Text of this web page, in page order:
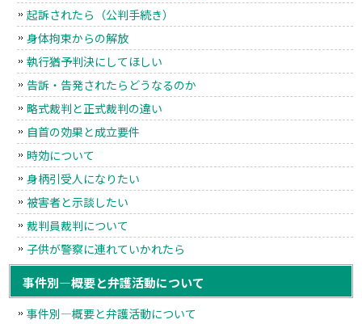
起訴されたら（公判手続き）
身体拘束からの解放
執行猶予判決にしてほしい
告訴・告発されたらどうなるのか
略式裁判と正式裁判の違い
自首の効果と成立要件
時効について
身柄引受人になりたい
被害者と示談したい
裁判員裁判について
子供が警察に連れていかれたら
事件別―概要と弁護活動について
事件別―概要と弁護活動について